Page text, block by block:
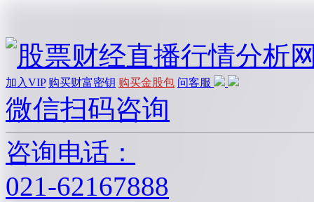
加入VIP 购买财富密钥 购买金股包 问客服
微信扫码咨询
咨询电话：
021-62167888